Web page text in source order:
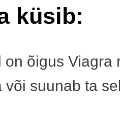
küsib:
on õigus Viagra
või suunab ta